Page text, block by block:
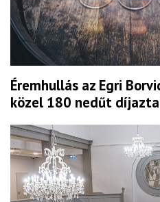
Éremhullás az Egri
közel 180 nedűt